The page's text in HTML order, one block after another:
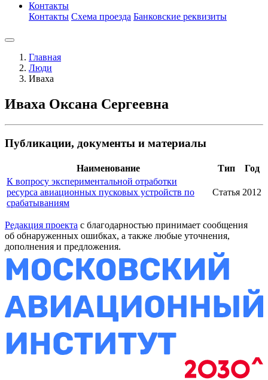
Контакты
Контакты Схема проезда Банковские реквизиты
Главная
Люди
Иваха
Иваха Оксана Сергеевна
Публикации, документы и материалы
Наименование Тип
Год
К вопросу экспериментальной отработки
ресурса авиационных пусковых устройств по
срабатываниям
Статья 2012
Редакция проекта с благодарностью принимает сообщения
об обнаруженных ошибках, а также любые уточнения,
дополнения и предложения.